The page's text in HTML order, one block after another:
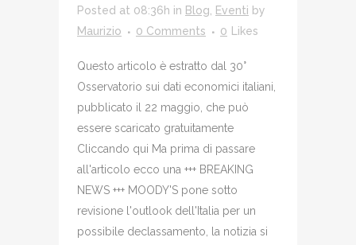
Posted at 08:36h in Blog Eventi by
Maurizio
0 Comments 0 Likes
Questo articolo è estratto dal 30°
Osservatorio sui dati economici italiani,
pubblicato il 22 maggio, che può
essere scaricato gratuitamente
Cliccando qui Ma prima di passare
all'articolo ecco una +++ BREAKING
NEWS +++ MOODY'S pone sotto
revisione l'outlook dell'Italia per un
possibile declassamento, la notizia si